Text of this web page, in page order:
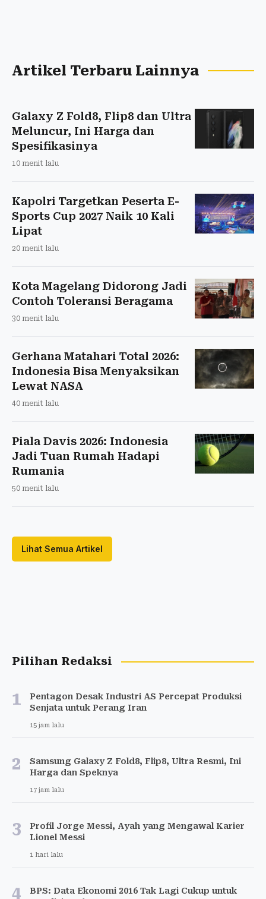
Artikel Terbaru Lainnya
Galaxy Z Fold8, Flip8 dan Ultra
Meluncur, Ini Harga dan
Spesifikasinya
10 menit lalu
Kapolri Targetkan Peserta E-
Sports Cup 2027 Naik 10 Kali
Lipat
20 menit lalu
Kota Magelang Didorong Jadi
Contoh Toleransi Beragama
30 menit lalu
Gerhana Matahari Total 2026:
Indonesia Bisa Menyaksikan
Lewat NASA
40 menit lalu
Piala Davis 2026: Indonesia
Jadi Tuan Rumah Hadapi
Rumania
50 menit lalu
Lihat Semua Artikel
Pilihan Redaksi
1
Pentagon Desak Industri AS Percepat Produksi
Senjata untuk Perang Iran
15 jam lalu
2
Samsung Galaxy Z Fold8, Flip8, Ultra Resmi, Ini
Harga dan Speknya
17 jam lalu
3
Profil Jorge Messi, Ayah yang Mengawal Karier
Lionel Messi
1 hari lalu
4
BPS: Data Ekonomi 2016 Tak Lagi Cukup untuk